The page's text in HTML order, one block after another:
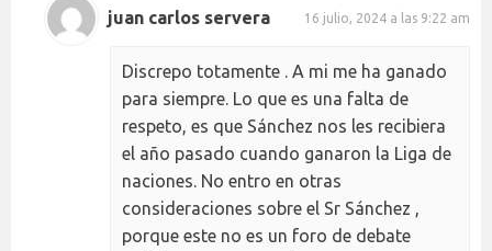
juan carlos servera 16 julio, 2024 a las 9:22 am
Discrepo totamente . A mi me ha ganado
para siempre. Lo que es una falta de
respeto, es que Sánchez nos les recibiera
el año pasado cuando ganaron la Liga de
naciones. No entro en otras
consideraciones sobre el Sr Sánchez ,
porque este no es un foro de debate